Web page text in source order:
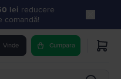
lei reducere
comandă!
Vinde Cumpara